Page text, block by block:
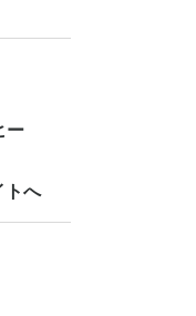
ー
トへ